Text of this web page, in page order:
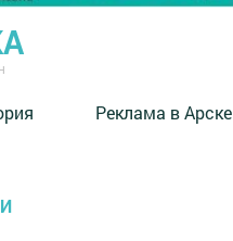
Реклама в Арске